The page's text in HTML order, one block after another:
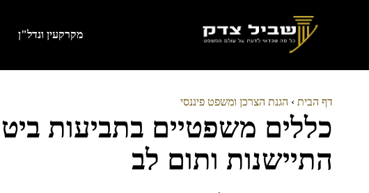
מקרקעין ונדל"ן
דף הבית › הגנת הצרכן ומשפט פיננסי
כללים משפטיים בתביעות
התיישנות ותום לב